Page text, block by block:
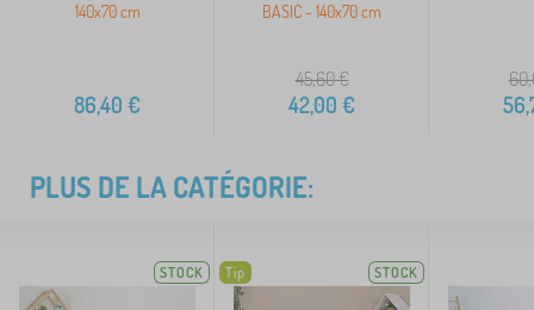
140x70 cm
86,40 €
BASIC - 140x70 cm
45,60€
42,00 €
PLUS DE LA CATÉGORIE:
STOCK Tip STOCK